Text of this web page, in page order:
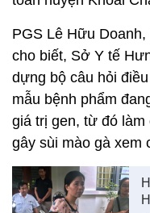
PGS Lê Hữu
cho biết, Sở Y tế
dựng bộ câu hỏi
mẫu bệnh phẩm
giá trị gen, từ đó
gây sùi mào gà xem